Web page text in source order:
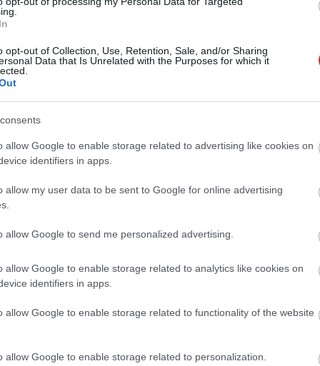
opt-out of Collection, Use, Retention, Sale, and/or Sharing
Data that Is Unrelated with the Purposes for which it
allow Google to enable storage related to advertising like cookies on
identifiers in apps.
allow my user data to be sent to Google for online advertising
allow Google to send me personalized advertising.
allow Google to enable storage related to analytics like cookies on
identifiers in apps.
allow Google to enable storage related to functionality of the website
allow Google to enable storage related to personalization.
virs militārās
droni
trīs gadus, ir pilna ar sievietēm, kam ir
Jaunajai meitenei ir jāsadzīvo ne tikai ar
dusmu uzliesmojumiem citai pret citu